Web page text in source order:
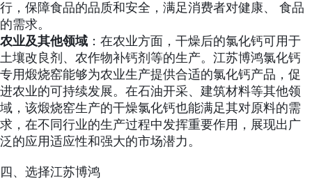
行，保障食品的品质和安全，满足消费者对健康、 食品
的需求。
农业及其他领域 ：在农业方面，干燥后的氯化钙可用于
土壤改良剂、农作物补钙剂等的生产。江苏博鸿氯化钙
专用煅烧窑能够为农业生产提供合适的氯化钙产品，促
进农业的可持续发展。在石油开采、建筑材料等其他领
域，该煅烧窑生产的干燥氯化钙也能满足其对原料的需
求，在不同行业的生产过程中发挥重要作用，展现出广
泛的应用适应性和强大的市场潜力。
四、选择江苏博鸿